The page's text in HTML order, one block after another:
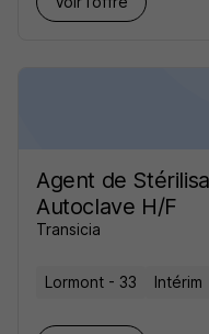
Agent de
Autoclave H/F
Transicia
Lormont - 33 Intérim